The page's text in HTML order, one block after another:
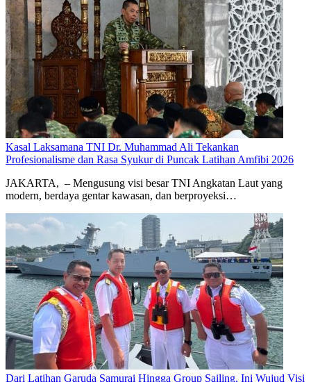
Kasal Laksamana TNI Dr. Muhammad Ali Tekankan
Profesionalisme dan Rasa Syukur di Puncak Latihan Amfibi 2026
JAKARTA, – Mengusung visi besar TNI Angkatan Laut yang
modern, berdaya gentar kawasan, dan berproyeksi…
Dari Latihan Garuda Samurai Hingga Group Sailing, Ini Wujud Visi